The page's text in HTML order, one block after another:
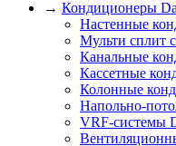
→ Кондиционеры
Настенные
Мульти сплит
Канальные
Кассетные
Колонные
Напольно-
VRF-системы